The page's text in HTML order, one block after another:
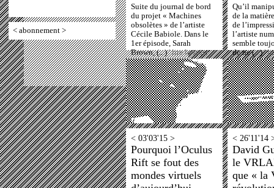
< abonnement >
Suite du journal de bord
du projet « Machines
obsolètes » de l’artiste
Cécile Babiole. Dans le
1er épisode, Sarah
Brown, (...)' lire la suite
Qu’il
de la
de
l’artiste
semble
de ne (...)'
< 03'03'15 >
Pourquoi l’Oculus
Rift se fout des
mondes virtuels
< 26'11'14
David
le
que « la